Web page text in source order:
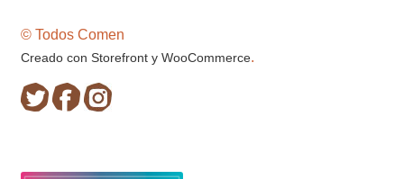
© Todos Comen
Creado con Storefront y WooCommerce.